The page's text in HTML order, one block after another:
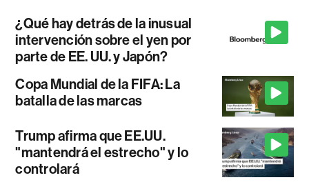
¿Qué hay detrás de la inusual
intervención sobre el yen por
parte de EE. UU. y Japón?
Copa Mundial de la FIFA: La
batalla de las marcas
Trump afirma que EE.UU.
"mantendrá el estrecho" y lo
controlará